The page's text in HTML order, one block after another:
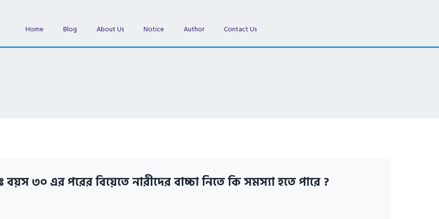
Home Blog About Us Notice Author Contact Us
বয়স ৩০ এর পরের বিয়েতে নারীদের বাচ্চা নিতে কি সমস্যা হতে পারে ?